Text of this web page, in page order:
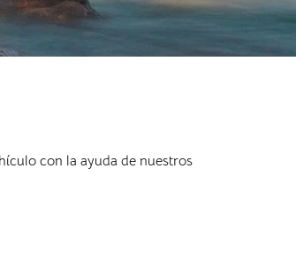
con la ayuda de nuestros